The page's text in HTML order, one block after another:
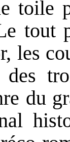
toile
tout
les
du